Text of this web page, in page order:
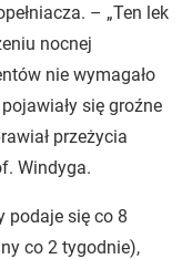
– „Ten lek
nocnej
nie wymagało
się groźne
przeżycia
Windyga.
podaje się co 8
co 2 tygodnie),